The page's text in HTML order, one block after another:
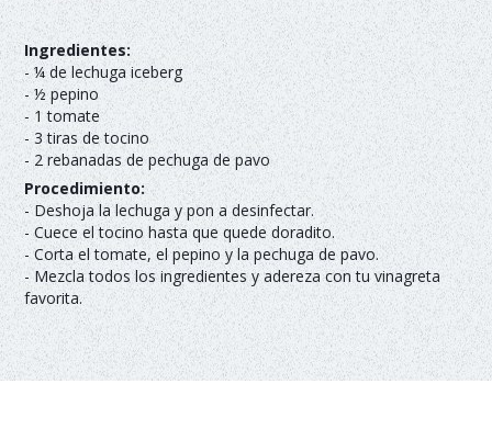
Ingredientes:
- ¼ de lechuga iceberg
- ½ pepino
- 1 tomate
- 3 tiras de tocino
- 2 rebanadas de pechuga de pavo
Procedimiento:
- Deshoja la lechuga y pon a desinfectar.
- Cuece el tocino hasta que quede doradito.
- Corta el tomate, el pepino y la pechuga de pavo.
- Mezcla todos los ingredientes y adereza con tu vinagreta
favorita.